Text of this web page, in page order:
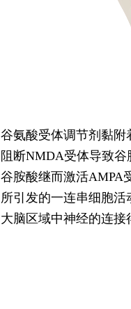
谷氨酸受体调节剂黏附
阻断NMDA受体导致谷
谷胺酸继而激活AMPA
所引发的一连串细胞
大脑区域中神经的连接